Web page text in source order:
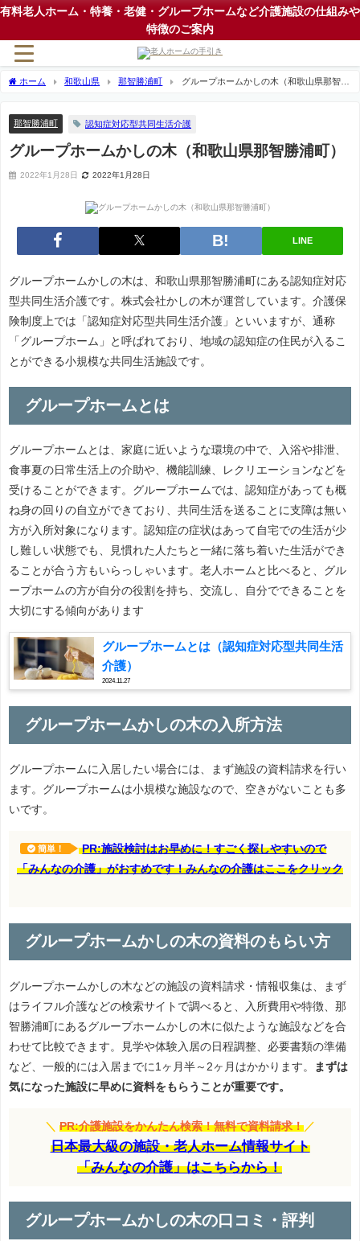
有料老人ホーム・特養・老健・グループホームなど介護施設の仕組みや
特徴のご案内
ホーム 和歌山県 那智勝浦町
グループホームかしの木（和歌山県那智勝
那智勝浦町 認知症対応型共同生活介護
グループホームかしの木（和歌山県那智勝浦町）
2022年1月28日 2022年1月28日
LINE
グループホームかしの木は、和歌山県那智勝浦町にある認知症対応
型共同生活介護です。株式会社かしの木が運営しています。介護保
険制度上では「認知症対応型共同生活介護」といいますが、通称
「グループホーム」と呼ばれており、地域の認知症の住民が入るこ
とができる小規模な共同生活施設です。
グループホームとは
グループホームとは、家庭に近いような環境の中で、入浴や排泄、
食事夏の日常生活上の介助や、機能訓練、レクリエーションなどを
受けることができます。グループホームでは、認知症があっても概
ね身の回りの自立ができており、共同生活を送ることに支障は無い
方が入所対象になります。認知症の症状はあって自宅での生活が少
し難しい状態でも、見慣れた人たちと一緒に落ち着いた生活ができ
ることが合う方もいらっしゃいます。老人ホームと比べると、グル
ープホームの方が自分の役割を持ち、交流し、自分でできることを
大切にする傾向があります
グループホームとは（認知症対応型共同生活
介護）
2024.11.27
グループホームかしの木の入所方法
グループホームに入居したい場合には、まず施設の資料請求を行い
ます。グループホームは小規模な施設なので、空きがないことも多
いです。
簡単！
PR:施設検討はお早めに！すごく探しやすいので
「みんなの介護」がおすめです！みんなの介護はここをクリック
グループホームかしの木の資料のもらい方
グループホームかしの木などの施設の資料請求・情報収集は、まず
はライフル介護などの検索サイトで調べると、入所費用や特徴、那
智勝浦町にあるグループホームかしの木に似たような施設などを合
わせて比較できます。見学や体験入居の日程調整、必要書類の準備
など、一般的には入居までに1ヶ月半～2ヶ月はかかります。
まずは
気になった施設に早めに資料をもらうことが重要です。
＼ PR:介護施設をかんたん検索！無料で資料請求！ ／
日本最大級の施設・老人ホーム情報サイト
「みんなの介護」はこちらから！
グループホームかしの木の口コミ・評判